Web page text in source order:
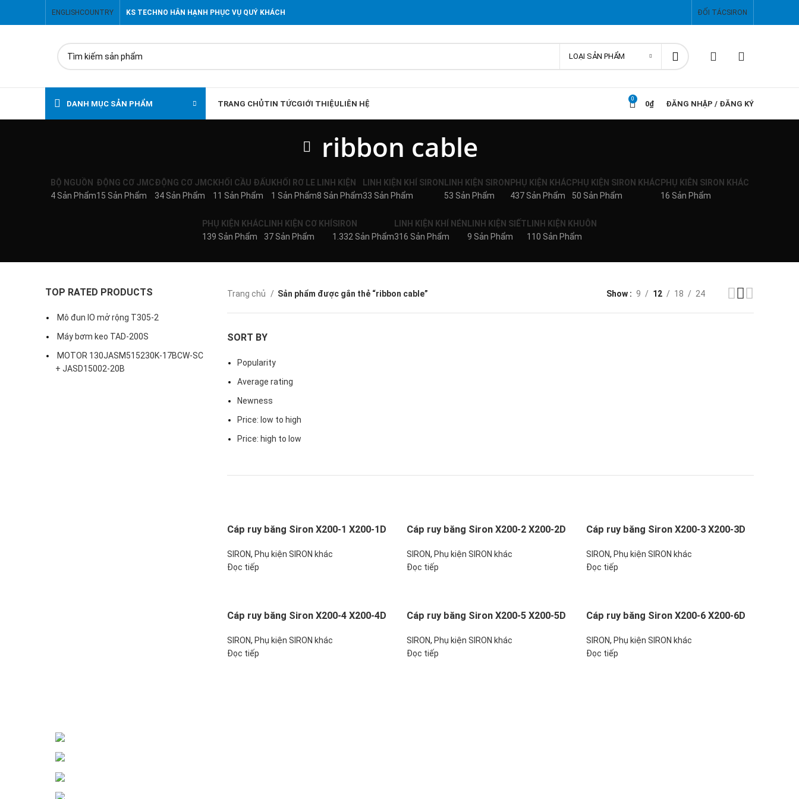
ENGLISH COUNTRY KS TECHNO HÂN HẠNH PHỤC VỤ QUÝ KHÁCH ĐỐI TÁCSIRON
LOẠI SẢN PHẨM
DANH MỤC SẢN PHẨM TRANG CHỦTIN TỨCGIỚI THIỆULIÊN HỆ
0
0₫ ĐĂNG NHẬP / ĐĂNG KÝ
ribbon cable
BỘ NGUỒN
4 Sản Phẩm
ĐỘNG CƠ JMC
15 Sản Phẩm
ĐỘNG CƠ JMC
34 Sản Phẩm
KHỐI CẦU ĐẤU
11 Sản Phẩm
KHỐI RƠ LE
1 Sản Phẩm
LINH KIỆN
8 Sản Phẩm
LINH KIỆN KHÍ SIRON
33 Sản Phẩm
LINH KIỆN SIRON
53 Sản Phẩm
PHỤ KIỆN KHÁC
437 Sản Phẩm
PHỤ KIỆN SIRON KHÁC
50 Sản Phẩm
PHỤ KIÊN SIRON KHÁC
16 Sản Phẩm
PHỤ KIỆN KHÁC
139 Sản Phẩm
LINH KIỆN CƠ KHÍ
37 Sản Phẩm
SIRON
1.332 Sản Phẩm
LINH KIỆN KHÍ NÉN
316 Sản Phẩm
LINH KIỆN SIẾT
9 Sản Phẩm
LINH KIỆN KHUÔN
110 Sản Phẩm
TOP RATED PRODUCTS
Mô đun IO mở rộng T305-2
Máy bơm keo TAD-200S
MOTOR 130JASM515230K-17BCW-SC
+ JASD15002-20B
Trang chủ Sản phẩm được gắn thẻ “ribbon cable” Show 9 12 18 24
SORT BY
Popularity
Average rating
Newness
Price: low to high
Price: high to low
Cáp ruy băng Siron X200-1 X200-1D
SIRON, Phụ kiện SIRON khác
Đọc tiếp
Cáp ruy băng Siron X200-2 X200-2D
SIRON, Phụ kiện SIRON khác
Đọc tiếp
Cáp ruy băng Siron X200-3 X200-3D
SIRON, Phụ kiện SIRON khác
Đọc tiếp
Cáp ruy băng Siron X200-4 X200-4D
SIRON, Phụ kiện SIRON khác
Đọc tiếp
Cáp ruy băng Siron X200-5 X200-5D
SIRON, Phụ kiện SIRON khác
Đọc tiếp
Cáp ruy băng Siron X200-6 X200-6D
SIRON, Phụ kiện SIRON khác
Đọc tiếp